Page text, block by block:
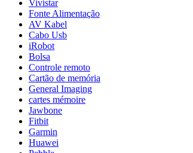
Vivistar
Fonte Alimentação
AV Kabel
Cabo Usb
iRobot
Bolsa
Controle remoto
Cartão de memória
General Imaging
cartes mémoire
Jawbone
Fitbit
Garmin
Huawei